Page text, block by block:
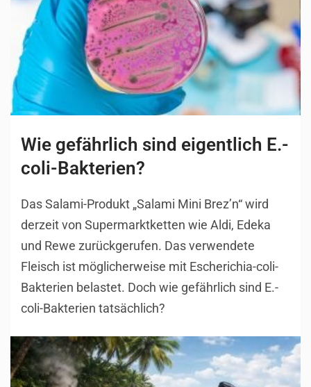
Wie gefährlich sind eigentlich E.-
coli-Bakterien?
Das Salami-Produkt „Salami Mini Brez’n“ wird
derzeit von Supermarktketten wie Aldi, Edeka
und Rewe zurückgerufen. Das verwendete
Fleisch ist möglicherweise mit Escherichia-coli-
Bakterien belastet. Doch wie gefährlich sind E.-
coli-Bakterien tatsächlich?